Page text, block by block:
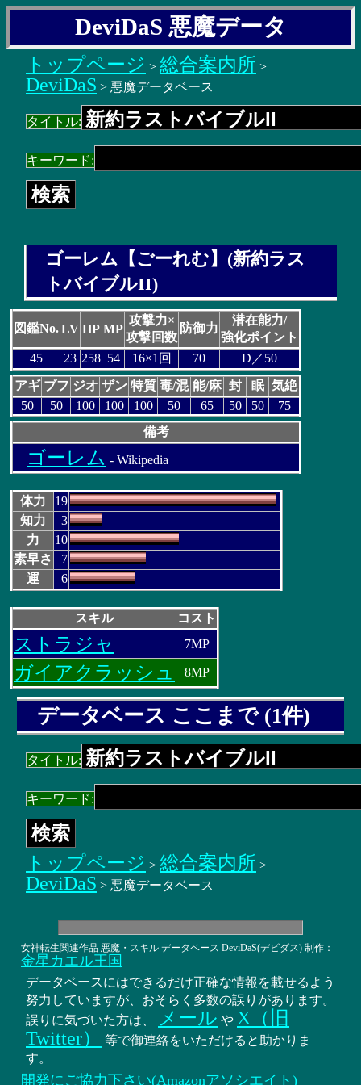
DeviDaS 悪魔データ
トップページ > 総合案内所 >
DeviDaS > 悪魔データベース
タイトル:
キーワード:
ゴーレム【ごーれむ】(新約ラス
トバイブルII)
図鑑No.LV HP MP
攻撃力×
攻撃回数
防御力
潜在能力/
強化ポイント
45
23 258 54 16×1回 70
D／50
アギ ブフ ジオ ザン 特質 毒/混 能/麻 封 眠 気絶
50
50 100 100 100 50 65 50 50
75
備考
ゴーレム - Wikipedia
体力
19
知力
3
力
10
素早さ
7
運
6
スキル コスト
ストラジャ 7MP
ガイアクラッシュ 8MP
データベース ここまで (1件)
タイトル:
キーワード:
トップページ > 総合案内所 >
DeviDaS > 悪魔データベース
女神転生関連作品 悪魔・スキル データベース DeviDaS(デビダス) 制作：
金星カエル王国
データベースにはできるだけ正確な情報を載せるよう
努力していますが、おそらく多数の誤りがあります。
誤りに気づいた方は、
メール や X（旧
Twitter）
等で御連絡をいただけると助かりま
す。
開発にご協力下さい(Amazonアソシエイト)